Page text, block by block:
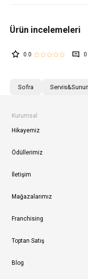
0.0 0
Sofra
Kurumsal
Hikayemiz
Ödüllerimiz
İletişim
Mağazalarımız
Franchising
Toptan Satış
Blog